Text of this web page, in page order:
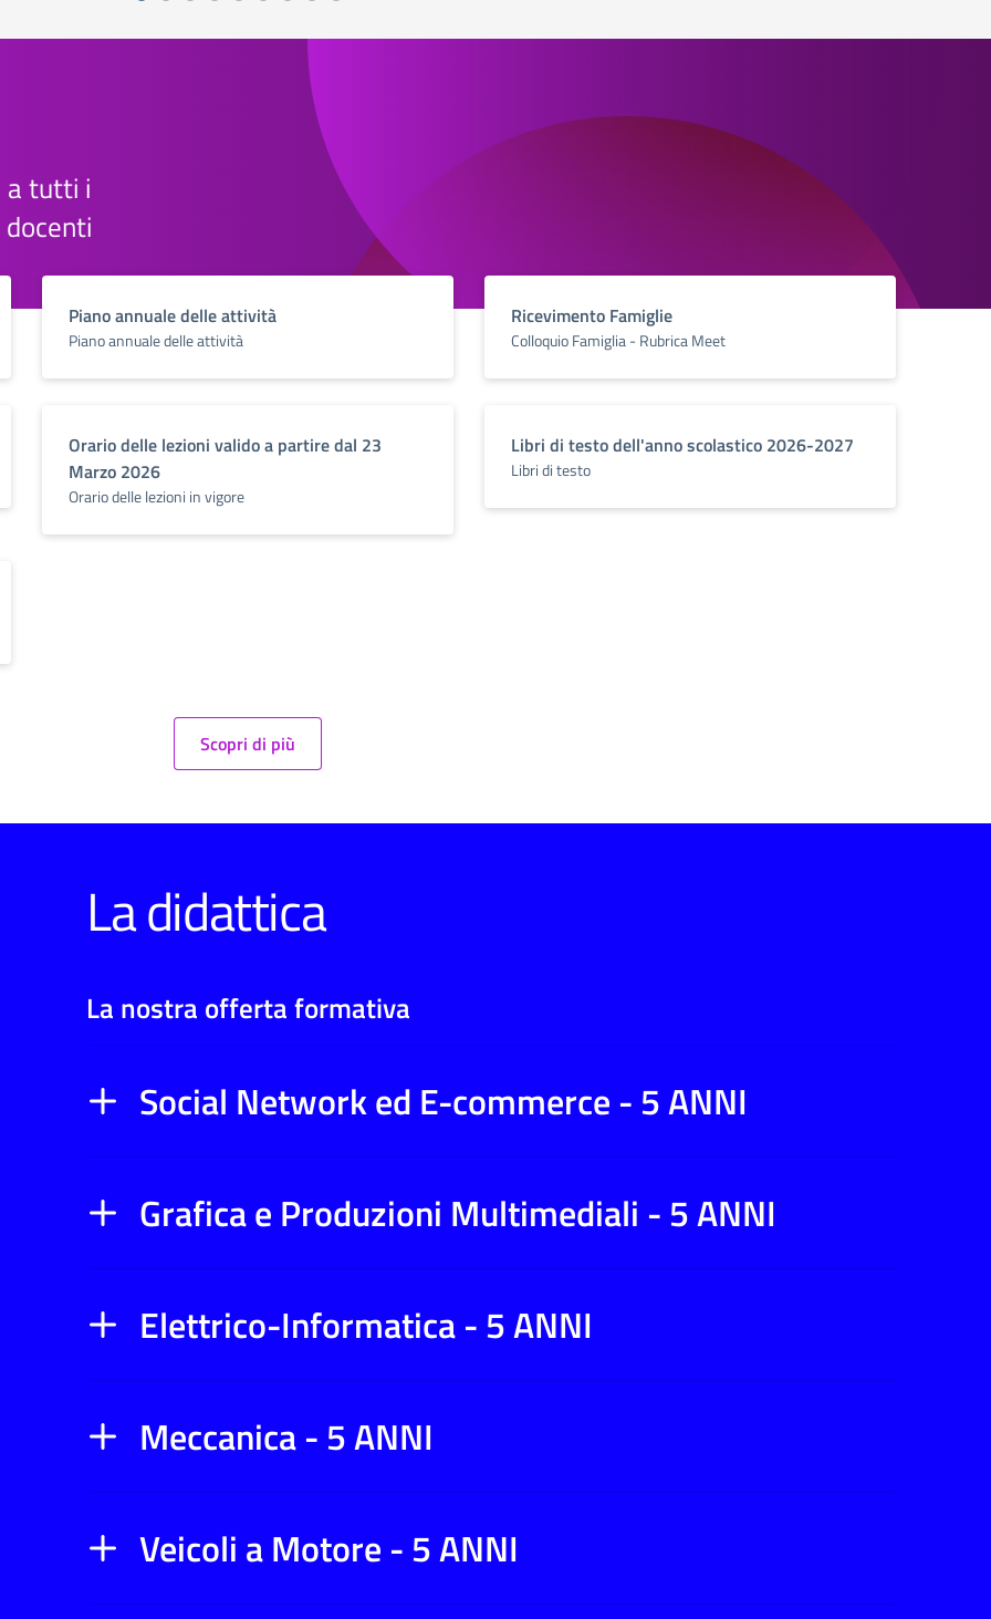
a tutti i
Piano annuale delle attività
Piano annuale delle attività
Ricevimento Famiglie
Colloquio Famiglia - Rubrica Meet
Orario delle lezioni valido a partire dal 23
Marzo 2026
Orario delle lezioni in vigore
Libri di testo dell'anno scolastico 2026-2027
Libri di testo
Scopri di più
La didattica
La nostra offerta formativa
Social Network ed E-commerce - 5 ANNI
Grafica e Produzioni Multimediali - 5 ANNI
Elettrico-Informatica - 5 ANNI
Meccanica - 5 ANNI
Veicoli a Motore - 5 ANNI
Close
module